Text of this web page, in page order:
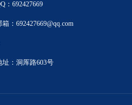
：692427669
：692427669@qq.com
址：洞厍路603号